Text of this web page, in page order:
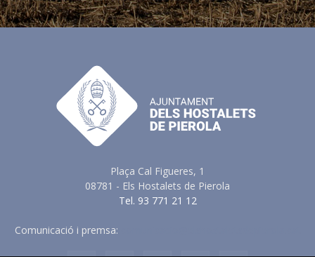
Plaça Cal Figueres, 1
08781 - Els Hostalets de Pierola
Tel. 93 771 21 12
Comunicació i premsa: